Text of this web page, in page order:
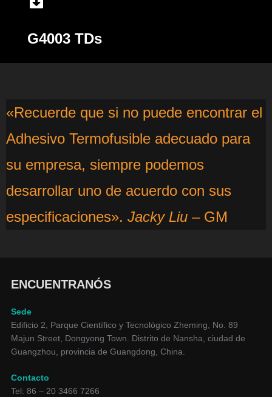
G4003 TDs
«Recuerde que si no puede encontrar el
Adhesivo Termofusible adecuado para
su empresa, siempre podemos
desarrollar uno de acuerdo con sus
especificaciones». Jacky Liu – GM
ENCUENTRANÓS
Sede
Edificio 2, Parque Científico y Tecnológico Zheming, No. 89
Majun Street, Dongyong Town. Distrito de Nansha, ciudad de
Guangzhou, provincia de Guangdong, China.
Contacto
Tel: 86 – 20 3466 7266